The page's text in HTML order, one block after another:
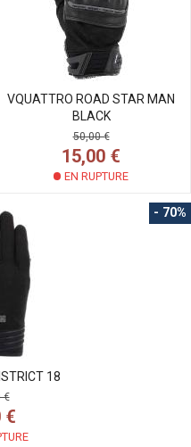
VQUATTRO ROAD STAR MAN
BLACK
50,00 €
15,00 €
EN RUPTURE
18
- 70%
€
€